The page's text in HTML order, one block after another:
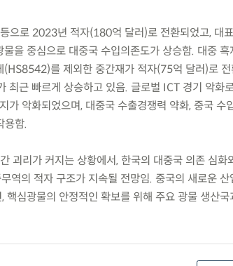
으로 2023년 적자(180억 달러)로 전환되었고, 대
을 중심으로 대중국 수입의존도가 상승함. 대중 흑
를 제외한 중간재가 적자(75억 달러)로 전
최근 빠르게 상승하고 있음. 글로벌 ICT 경기 악화
가 악화되었으며, 대중국 수출경쟁력 약화, 중국 수
용함.
괴리가 커지는 상황에서, 한국의 대중국 의존 심화
역의 적자 구조가 지속될 전망임. 중국의 새로운 산
핵심광물의 안정적인 확보를 위해 주요 광물 생산국